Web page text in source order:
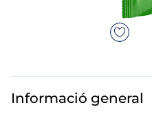
Informació general